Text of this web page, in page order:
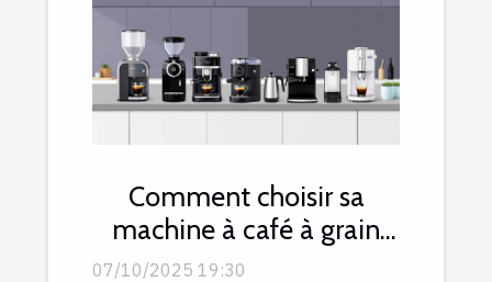
Comment choisir sa
machine à café à grain
selon son budget ?
07/10/2025 19:30